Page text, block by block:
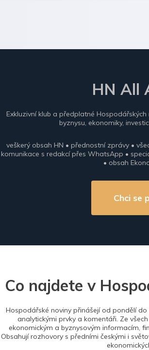
HN All
Exkluzivní klub a předplatné
byznysu, ekonomiky,
veškerý obsah HN • přednostní zprávy •
komunikace s redakcí přes WhatsApp •
• obsah
Chci se
Co najdete v
Hospodářské noviny přinášejí od pondělí
analytickými prvky a komentáři. Ze
ekonomickým a byznysovým informacím,
Obsahují rozhovory s předními českými i